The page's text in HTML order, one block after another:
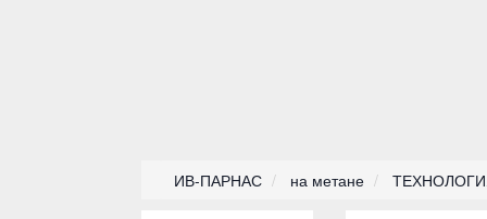
ИВ-ПАРНАС на метане